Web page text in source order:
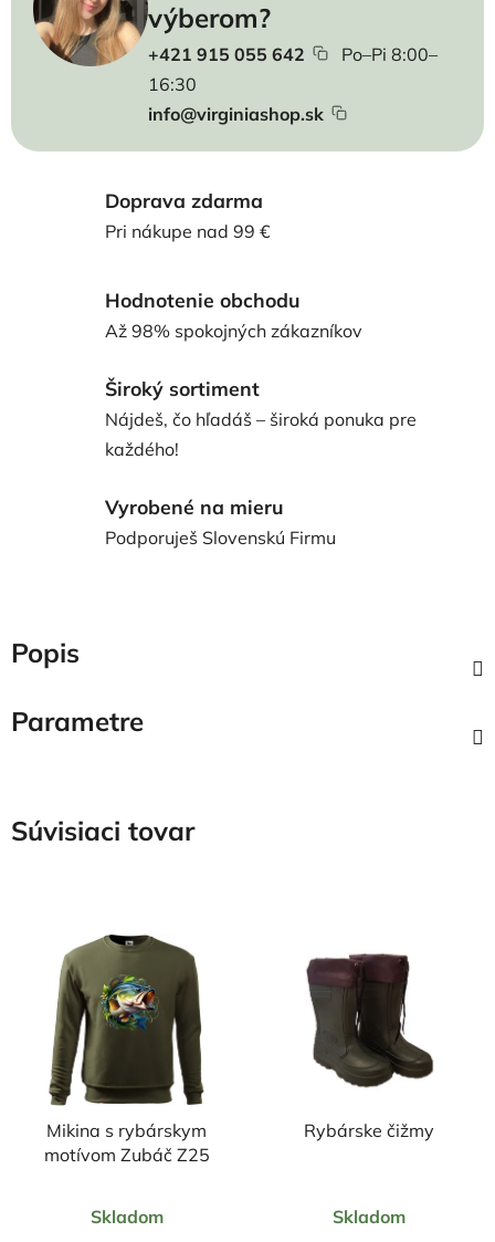
výberom?
+421 915 055 642
Po–Pi 8:00–
16:30
info@virginiashop.sk
Doprava zdarma
Pri nákupe nad 99 €
Hodnotenie obchodu
Až 98% spokojných zákazníkov
Široký sortiment
Nájdeš, čo hľadáš – široká ponuka pre
každého!
Vyrobené na mieru
Podporuješ Slovenskú Firmu
Popis
Parametre
Súvisiaci tovar
Mikina s rybárskym
motívom Zubáč Z25
hodnotenie
Skladom
Rybárske čižmy
hodnotenie
Skladom